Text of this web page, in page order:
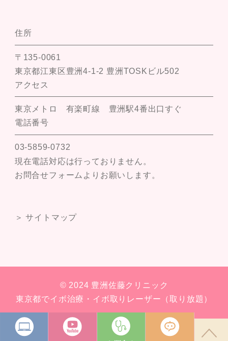
住所
〒135-0061
東京都江東区豊洲4-1-2 豊洲TOSKビル502
アクセス
東京メトロ 有楽町線 豊洲駅4番出口すぐ
電話番号
03-5859-0732
現在電話対応は行っておりません。
お問合せフォームよりお願いします。
＞ サイトマップ
© 2024 豊洲佐藤クリニック
東京都でイボ治療・イボ取りレーザー（取り放題）